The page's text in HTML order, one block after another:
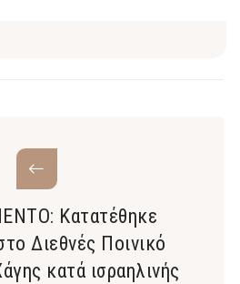
Κατατέθηκε
Διεθνές Ποινικό
κατά ισραηλινής